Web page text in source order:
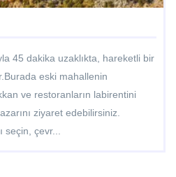
45 dakika uzaklıkta, hareketli bir
eski mahallenin
ve restoranların labirentini
ziyaret edebilirsiniz.
seçin, çevr...